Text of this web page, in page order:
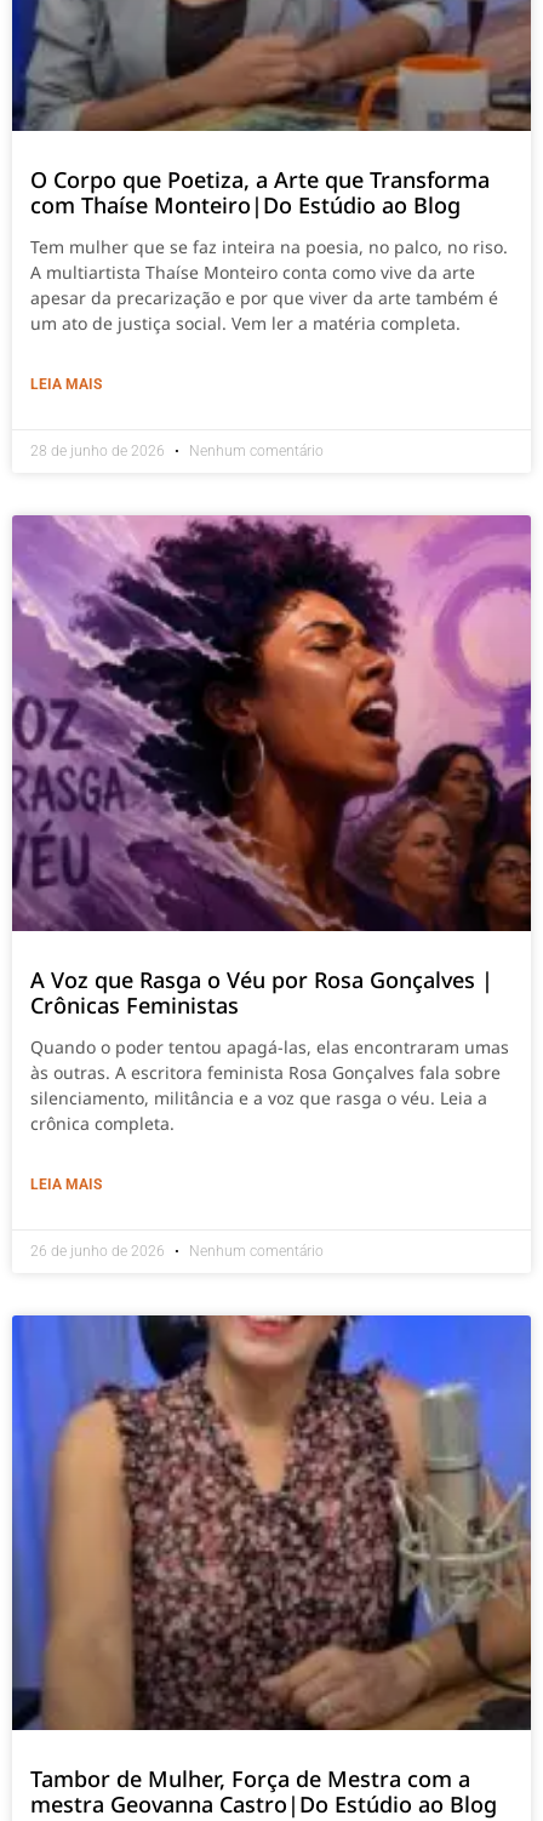
O Corpo que Poetiza, a Arte que Transforma
com Thaíse Monteiro|Do Estúdio ao Blog
Tem mulher que se faz inteira na poesia, no palco, no riso.
A multiartista Thaíse Monteiro conta como vive da arte
apesar da precarização e por que viver da arte também é
um ato de justiça social. Vem ler a matéria completa.
LEIA MAIS
28 de junho de 2026 Nenhum comentário
A Voz que Rasga o Véu por Rosa Gonçalves |
Crônicas Feministas
Quando o poder tentou apagá-las, elas encontraram umas
às outras. A escritora feminista Rosa Gonçalves fala sobre
silenciamento, militância e a voz que rasga o véu. Leia a
crônica completa.
LEIA MAIS
26 de junho de 2026 Nenhum comentário
Tambor de Mulher, Força de Mestra com a
mestra Geovanna Castro|Do Estúdio ao Blog